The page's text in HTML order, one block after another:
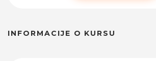
INFORMACIJE O KURSU